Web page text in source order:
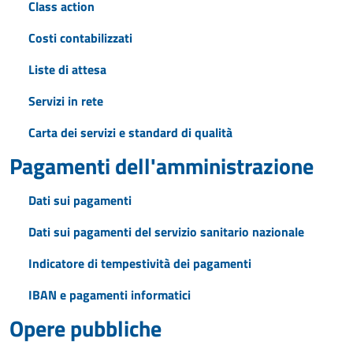
Class action
Costi contabilizzati
Liste di attesa
Servizi in rete
Carta dei servizi e standard di qualità
Pagamenti dell'amministrazione
Dati sui pagamenti
Dati sui pagamenti del servizio sanitario nazionale
Indicatore di tempestività dei pagamenti
IBAN e pagamenti informatici
Opere pubbliche